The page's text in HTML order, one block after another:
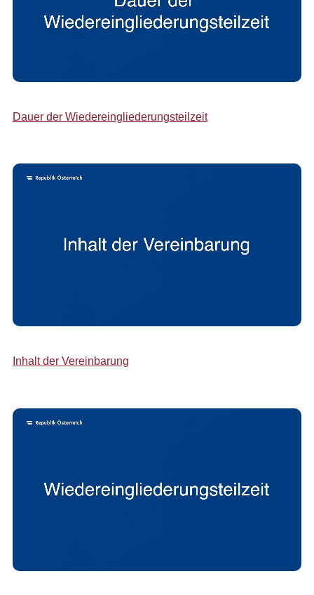
Dauer der Wiedereingliederungsteilzeit
Inhalt der Vereinbarung